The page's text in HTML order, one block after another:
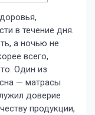
в течение дня.
а ночью не
всего,
Один из
— матрасы
доверие
продукции,